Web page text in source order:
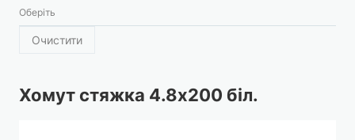
Оберіть
Очистити
Хомут стяжка 4.8х200 біл.